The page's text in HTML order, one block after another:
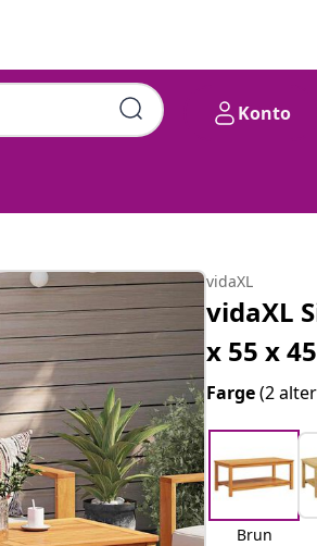
Konto
vidaXL
vidaXL
x 55 x
Farge(2
Brun